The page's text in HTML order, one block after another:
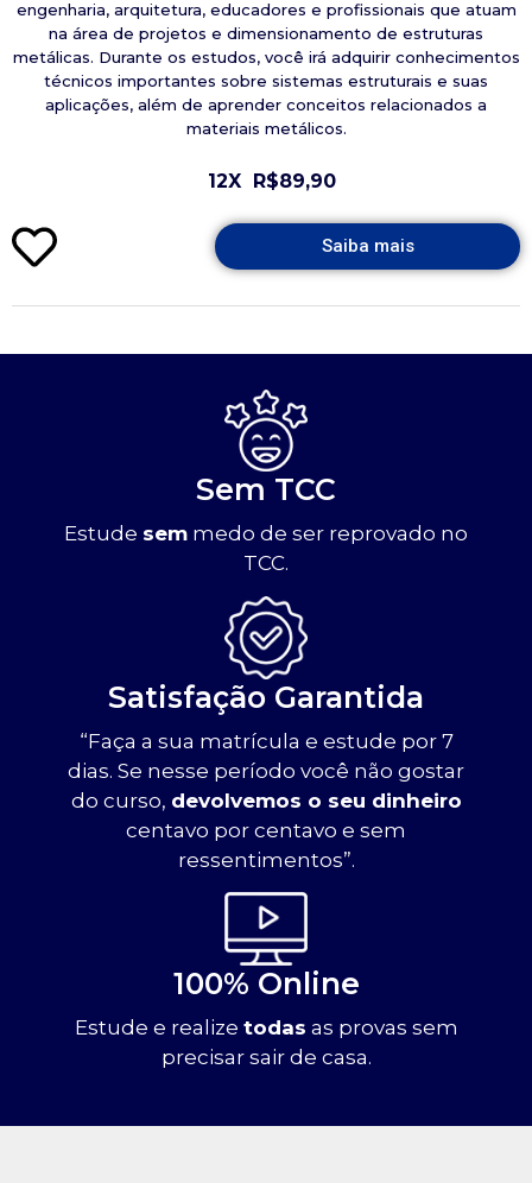
engenharia, arquitetura, educadores e profissionais que atuam
na área de projetos e dimensionamento de estruturas
metálicas. Durante os estudos, você irá adquirir conhecimentos
técnicos importantes sobre sistemas estruturais e suas
aplicações, além de aprender conceitos relacionados a
materiais metálicos.
12X R$89,90
Saiba mais
Sem TCC
Estude sem medo de ser reprovado no
TCC.
Satisfação Garantida
“Faça a sua matrícula e estude por 7
dias. Se nesse período você não gostar
do curso, devolvemos o seu dinheiro
centavo por centavo e sem
ressentimentos”.
100% Online
Estude e realize todas as provas sem
precisar sair de casa.